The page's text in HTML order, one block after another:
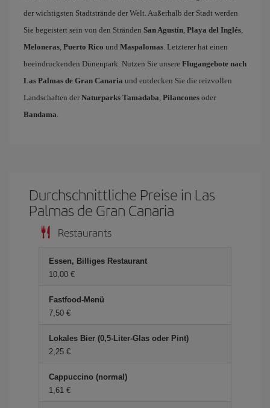
der wichtigsten Stadtstrände der Welt. Außerhalb der Stadt werden
Sie begeistert sein von den Stränden San Agustín, Playa del Inglés,
Meloneras, Puerto Rico und Maspalomas. Letzterer hat einen
beeindruckenden Dünenpark. Nutzen Sie unsere Flugangebote nach
Las Palmas de Gran Canaria und entdecken Sie die reizvollen
Landschaften der Naturparks Tamadaba, Pilancones oder
Bandama.
Durchschnittliche Preise in Las
Palmas de Gran Canaria
Restaurants
Essen, Billiges Restaurant
10,00 €
Fastfood-Menü
7,50 €
Lokales Bier (0,5-Liter-Glas oder Pint)
2,25 €
Cappuccino (normal)
1,61 €